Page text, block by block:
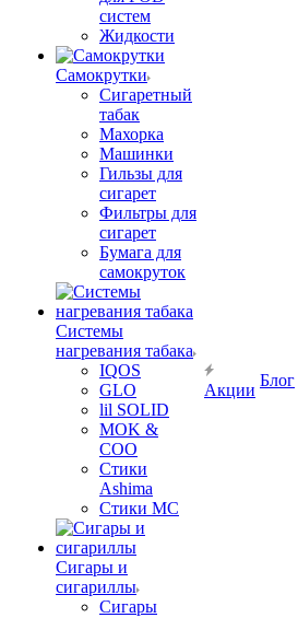
систем
Жидкости
Самокрутки
Сигаретный
табак
Махорка
Машинки
Гильзы для
сигарет
Фильтры для
сигарет
Бумага для
самокруток
Системы
нагревания табака
IQOS
GLO
lil SOLID
MOK &
COO
Стики
Ashima
Стики MC
Сигары и
сигариллы
Сигары
Акции
Блог